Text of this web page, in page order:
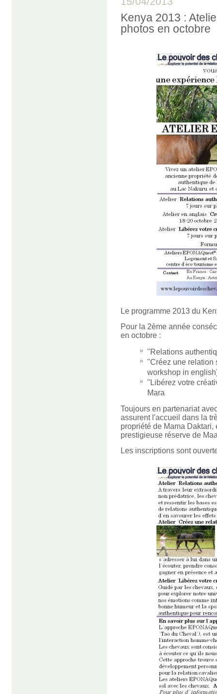
Kenya 2013 :
photos en octobre
Le programme 2013 du
Pour la 2ème année
en octobre :
"Relations
"Créez une relation
workshop in
"Libérez votre
Mara
Toujours en partenariat
assurent l'accueil dans la
propriété de Mama
prestigieuse réserve de
Les inscriptions sont